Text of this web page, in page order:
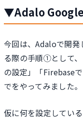
▼Adalo
今回は、Adaloで開
る際の手順①として
の設定」「Firebase
でをやってみました。
仮に何を設定してい